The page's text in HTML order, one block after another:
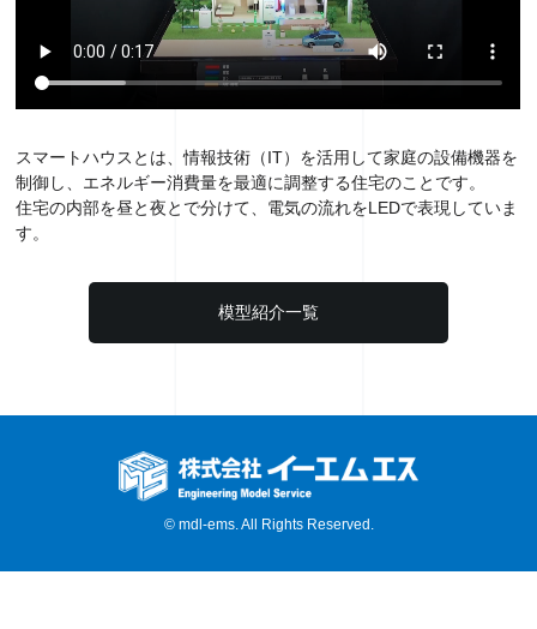
スマートハウスとは、情報技術（IT）を活用して家庭の設備機器を
制御し、エネルギー消費量を最適に調整する住宅のことです。
住宅の内部を昼と夜とで分けて、電気の流れをLEDで表現していま
す。
模型紹介一覧
© mdl-ems. All Rights Reserved.